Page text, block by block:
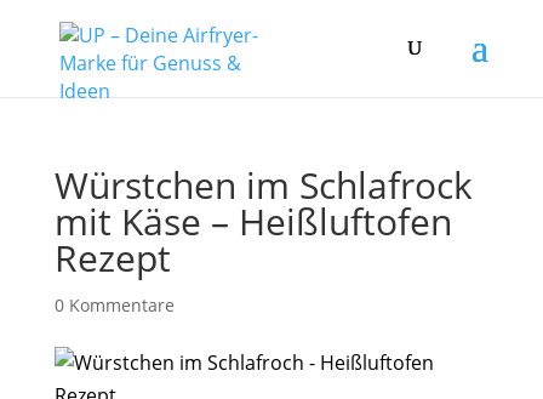
Würstchen im Schlafrock
mit Käse – Heißluftofen
Rezept
0 Kommentare